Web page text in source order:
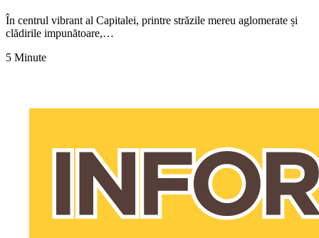
În centrul vibrant al Capitalei, printre străzile mereu aglomerate și
clădirile impunătoare,…
5 Minute